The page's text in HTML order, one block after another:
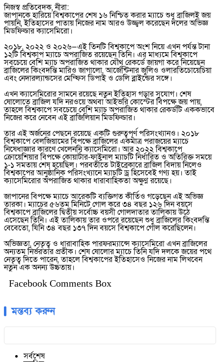
নিজস্ব প্রতিবেদক, নীরা:
জাপানকে হারিয়ে বিশ্বকাপের শেষ ১৬ নিশ্চিত করার ম্যাচে শুধু ব্রাজিলই জয়
পায়নি, ইতিহাসের পাতায় নিজের নাম আরও উজ্জ্বল করেছেন দলের অভিজ্ঞ
মিডফিল্ডার ক্যাসেমিরো।
২০১৮, ২০২২ ও ২০২৬—এই তিনটি বিশ্বকাপে অংশ নিয়ে এখন পর্যন্ত টানা
১২টি বিশ্বকাপ ম্যাচে অপরাজিত রয়েছেন তিনি। এর মাধ্যমে বিশ্বকাপে
সবচেয়ে বেশি ম্যাচ অপরাজিত থাকার যৌথ রেকর্ডে জায়গা করে নিয়েছেন
ব্রাজিলের কিংবদন্তি মারিও জাগালো, আর্জেন্টিনার জুলিও ওলারতিচোয়েচিয়া
এবং নেদারল্যান্ডসের মেম্ফিস ডিপাই ও ডেলি ব্লাইন্ডের সঙ্গে।
এখন ক্যাসেমিরোর সামনে রয়েছে নতুন ইতিহাস গড়ার সুযোগ। শেষ
ষোলোতে ব্রাজিল যদি নরওয়ে অথবা আইভরি কোস্টের বিপক্ষে জয় পায়,
তাহলে বিশ্বকাপে সবচেয়ে বেশি ম্যাচ অপরাজিত থাকার রেকর্ডটি এককভাবে
নিজের করে নেবেন এই ব্রাজিলিয়ান মিডফিল্ডার।
তার এই অর্জনের পেছনে রয়েছে একটি গুরুত্বপূর্ণ পরিসংখ্যানও। ২০১৮
বিশ্বকাপে বেলজিয়ামের বিপক্ষে ব্রাজিলের একমাত্র পরাজয়ের ম্যাচে
নিষেধাজ্ঞার কারণে খেলেননি ক্যাসেমিরো। আর ২০২২ বিশ্বকাপে
ক্রোয়েশিয়ার বিপক্ষে কোয়ার্টার-ফাইনাল ম্যাচটি নির্ধারিত ও অতিরিক্ত সময়ে
১-১ সমতায় শেষ হয়েছিল। পরবর্তীতে টাইব্রেকারে ব্রাজিল বিদায় নিলেও
বিশ্বকাপের আনুষ্ঠানিক পরিসংখ্যানে ম্যাচটি ড্র হিসেবেই গণ্য হয়। তাই
ক্যাসেমিরোর অপরাজিত থাকার ধারাবাহিকতা অক্ষুণ্ন রয়েছে।
জাপানের বিপক্ষে ম্যাচে আরেকটি ব্যক্তিগত কীর্তিও গড়েছেন এই অভিজ্ঞ
তারকা। ম্যাচের ৫৬তম মিনিটে গোল করে ৩৪ বছর ১২৬ দিন বয়সে
বিশ্বকাপে ব্রাজিলের দ্বিতীয় সর্বোচ্চ বয়সী গোলদাতার তালিকায় উঠে
এসেছেন তিনি। এই তালিকায় তার ওপরে রয়েছেন শুধু ব্রাজিলের কিংবদন্তি
বেবেতো, যিনি ৩৪ বছর ১৩৭ দিন বয়সে বিশ্বকাপে গোল করেছিলেন।
অভিজ্ঞতা, নেতৃত্ব ও ধারাবাহিক পারফরম্যান্সে ক্যাসেমিরো এখন ব্রাজিলের
অন্যতম নির্ভরতার প্রতীক। শেষ ষোলোর ম্যাচে তিনি যদি দলকে জয়ের পথে
নেতৃত্ব দিতে পারেন, তাহলে বিশ্বকাপের ইতিহাসেও নিজের নাম লিখবেন
নতুন এক অনন্য উচ্চতায়।
Facebook Comments Box
মন্তব্য করুন
সর্বশেষ